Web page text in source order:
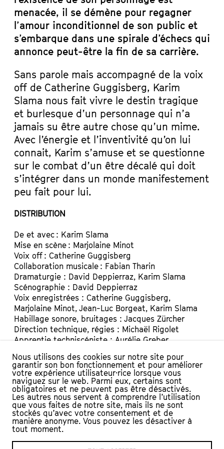
menacée, il se démène pour regagner
l’amour inconditionnel de son public et
s’embarque dans une spirale d’échecs qui
annonce peut-être la fin de sa carrière.
Sans parole mais accompagné de la voix
off de Catherine Guggisberg, Karim
Slama nous fait vivre le destin tragique
et burlesque d’un personnage qui n’a
jamais su être autre chose qu’un mime.
Avec l’énergie et l’inventivité qu’on lui
connait, Karim s’amuse et se questionne
sur le combat d’un être décalé qui doit
s’intégrer dans un monde manifestement
peu fait pour lui.
DISTRIBUTION
De et avec : Karim Slama
Mise en scène : Marjolaine Minot
Voix off : Catherine Guggisberg
Collaboration musicale : Fabian Tharin
Dramaturgie : David Deppierraz, Karim Slama
Scénographie : David Deppierraz
Voix enregistrées : Catherine Guggisberg,
Marjolaine Minot, Jean-Luc Borgeat, Karim Slama
Habillage sonore, bruitages : Jacques Zürcher
Direction technique, régies : Michaël Rigolet
Apprentie techniscéniste : Aurélie Greber
Conception effets techniques : Loann Gaillard
Costumes, décoration : Virginie Aucaine
Administration : Fabienne Ortega
Photographie, graphisme : Claude Dussez
Presse : Katia Staehli
© Crédit photo Petar Mitrovic
PRESSE
Nous utilisons des cookies sur notre site pour
garantir son bon fonctionnement et pour améliorer
votre expérience utilisateur·rice lorsque vous
naviguez sur le web. Parmi eux, certains sont
obligatoires et ne peuvent pas être désactivés.
Les autres nous servent à comprendre l’utilisation
que vous faites de notre site, mais ils ne sont
stockés qu’avec votre consentement et de
manière anonyme. Vous pouvez les désactiver à
tout moment.